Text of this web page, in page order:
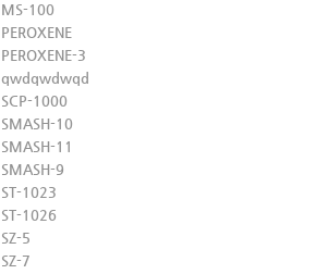
MS-100
PEROXENE
PEROXENE-3
qwdqwdwqd
SCP-1000
SMASH-10
SMASH-11
SMASH-9
ST-1023
ST-1026
SZ-5
SZ-7